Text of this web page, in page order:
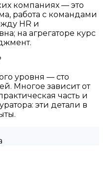
компаниях — это
работа с командами
HR и
на агрегаторе курс
уровня — сто
Многое зависит от
часть и
эти детали в